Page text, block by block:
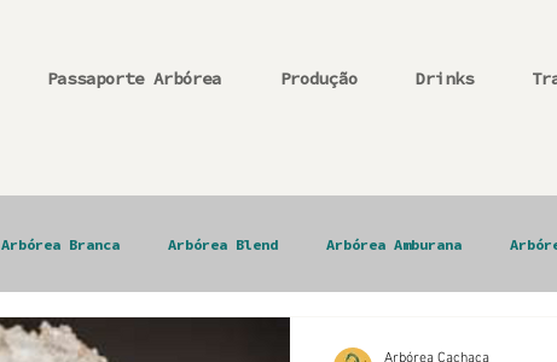
Passaporte Arbórea Produção Drinks
Arbórea Branca Arbórea Blend Arbórea Amburana
Arbórea Cachaça